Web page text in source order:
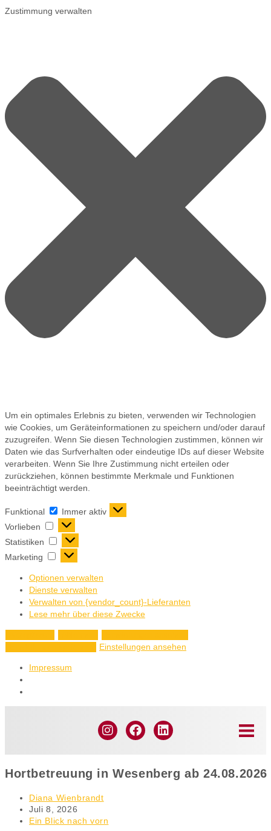
Zustimmung verwalten
Um ein optimales Erlebnis zu bieten, verwenden wir Technologien
wie Cookies, um Geräteinformationen zu speichern und/oder darauf
zuzugreifen. Wenn Sie diesen Technologien zustimmen, können wir
Daten wie das Surfverhalten oder eindeutige IDs auf dieser Website
verarbeiten. Wenn Sie Ihre Zustimmung nicht erteilen oder
zurückziehen, können bestimmte Merkmale und Funktionen
beeinträchtigt werden.
Funktional
Immer aktiv
Vorlieben
Statistiken
Marketing
Optionen verwalten
Dienste verwalten
Verwalten von {vendor_count}-Lieferanten
Lese mehr über diese Zwecke
Einstellungen ansehen
Impressum
Hortbetreuung in Wesenberg ab 24.08.2026
Diana Wienbrandt
Juli 8, 2026
Ein Blick nach vorn